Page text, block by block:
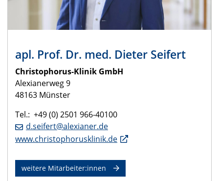
apl. Prof. Dr. med. Dieter Seifert
Christophorus-Klinik GmbH
Alexianerweg 9
48163 Münster
Tel.: +49 (0) 2501 966-​40100
d.seifert@alexianer.de
www.christophorusklinik.de
weitere Mitarbeiter:innen